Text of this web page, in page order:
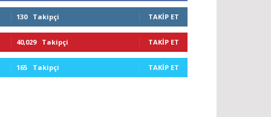
130 Takipçi TAKIP ET
40,029 Takipçi TAKIP ET
165 Takipçi TAKIP ET